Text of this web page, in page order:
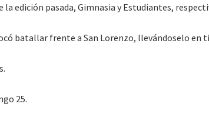
edición pasada, Gimnasia y Estudiantes,
batallar frente a San Lorenzo, llevándoselo en
25.